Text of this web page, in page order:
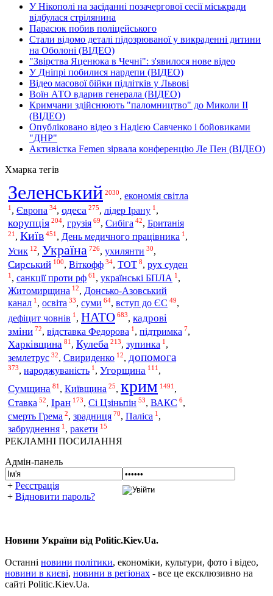
У Нікополі на засіданні позачергової сесії міськради
відбулася стрілянина
Парасюк побив поліцейського
Стали відомо деталі підозрюваної у викраденні дитини
на Оболоні (ВІДЕО)
"Звірства Яценюка в Чечні": з'явилося нове відео
У Дніпрі побилися нардепи (ВІДЕО)
Відео масової бійки підлітків у Львові
Воїн АТО вдарив генерала (ВІДЕО)
Кримчани здійснюють "паломництво" до Миколи ІІ
(ВІДЕО)
Опубліковано відео з Надією Савченко і бойовиками
"ДНР"
Активістка Femen зірвала конференцію Ле Пен (ВІДЕО)
Хмарка тегів
Зеленський 2030, економія світла
1 , Європа 34, одеса 275, лідер Ірану 1 ,
корупція 204, грузія 69, Сибіга 42, Британія
21 , Київ 451 , День медичного працівника 1 ,
Усик 12, Україна 726, ухилянти 30,
Сирський 100, Віткофф 34, ТОТ 8, рух суден
1 , санкції проти рф 61 , українські БПЛА 1 ,
Житомирщина 12, Донсько-Азовський
канал 1 , освіта 33, суми 64, вступ до ЄС 49,
дефіцит човнів 1 , НАТО 683, кадрові
зміни 72, відставка Федорова 1 , підтримка 7,
Харківщина 81 , Кулеба 213, зупинка 1 ,
землетрус 32, Свириденко 12, допомога
373, народжуваність 1 , Угорщина 111 ,
Сумщина 81 , Київщина 25, крим 1491 ,
Ставка 52, Іран 173, Сі Цзіньпін 53, ВАКС 6,
смерть Грема 2, зрадниця 70, Паліса 1 ,
забруднення 1 , ракети 15
РЕКЛАМНІ ПОСИЛАННЯ
Адмін-панель
+ Реєстрація
+ Відновити пароль?
Новини України від Politic.Kiev.Ua.
Останні новини політики, економіки, культури, фото і відео,
новини в києві, новини в регіонах - все це ексклюзивно на
сайті Politic.Kiev.Ua.